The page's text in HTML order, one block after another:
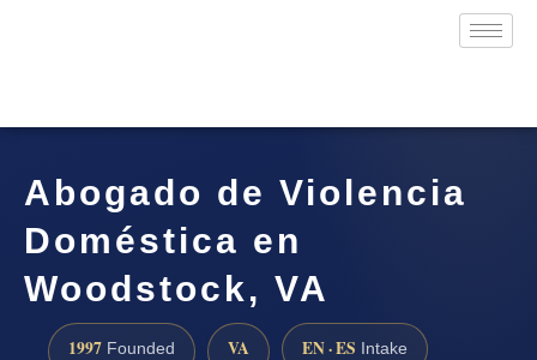
Abogado de Violencia
Doméstica en
Woodstock, VA
1997 Founded VA EN · ES Intake